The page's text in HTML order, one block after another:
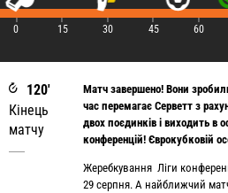
|
0
|
15
|
30
|
45
|
60
120'
Кінець
матчу
Матч завершено! Вони
час перемагає Серветт з
двох поєдинків і виходить в
конференцій! Єврокубковій
Жеребкування Ліги
29 серпня. А найближчий